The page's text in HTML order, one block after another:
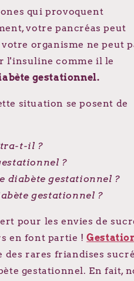
qui provoquent
votre pancréas peut
organisme ne peut
l'insuline comme il le
gestationnel.
situation se posent de
t-il ?
?
diabète gestationnel ?
gestationnel ?
pour les envies de
en font partie !
des rares friandises
gestationnel. En fait,